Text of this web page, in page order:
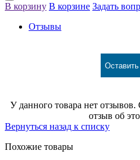
В корзину В корзине Задать
Отзывы
У данного товара нет
отзыв об
Вернуться назад к списку
Похожие товары